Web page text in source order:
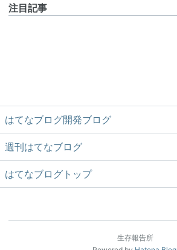
注目記事
はてなブログ開発ブログ
週刊はてなブログ
はてなブログトップ
生存報告所